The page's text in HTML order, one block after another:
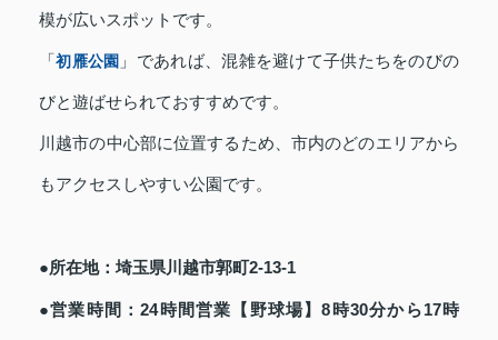
模が広いスポットです。
「初雁公園 」であれば、混雑を避けて子供たちをのびの
びと遊ばせられておすすめです。
川越市の中心部に位置するため、市内のどのエリアから
もアクセスしやすい公園です。
●所在地：埼玉県川越市郭町2-13-1
●営業時間：24時間営業【野球場】8時30分から17時